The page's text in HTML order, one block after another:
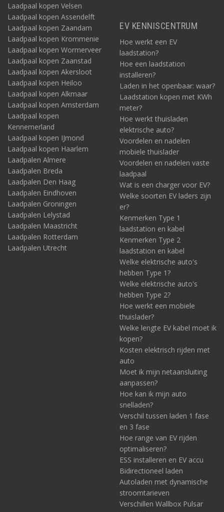
Laadpaal kopen Velsen
Laadpaal kopen Assendelft
Laadpaal kopen Zaandam
Laadpaal kopen Krommenie
Laadpaal kopen Wormerveer
Laadpaal kopen Zaanstad
Laadpaal kopen Akersloot
Laadpaal kopen Heiloo
Laadpaal kopen Alkmaar
Laadpaal kopen Amsterdam
Laadpaal kopen
Kennemerland
Laadpaal kopen IJmond
Laadpaal kopen Haarlem
Laadpalen Almere
Laadpalen Breda
Laadpalen Den Haag
Laadpalen Eindhoven
Laadpalen Groningen
Laadpalen Lelystad
Laadpalen Maastricht
Laadpalen Rotterdam
Laadpalen Utrecht
EV KENNISCENTRUM
Hoe werkt een EV
laadstation?
Hoe een laadstation
installeren?
Laden in het openbaar: waar?
Laadstation kopen met KWh
meter?
Hoe werkt thuisladen
elektrische auto?
Voordelen en nadelen
mobiele thuislader
Voordelen en nadelen vaste
laadpaal
Wat is een charger voor EV?
Welke soorten EV laders zijn
er?
Kenmerken Type 1
laadstation en kabel
Kenmerken Type 2
laadstation en kabel
Welke elektrische auto's
hebben Type 1?
Welke elektrische auto's
hebben Type 2?
Hoe werkt een mobiele
thuislader?
Welke lengte EV kabel moet ik
kopen?
Kosten elektrisch rijden met
auto
Moet ik mijn netaansluiting
aanpassen?
Hoe kan ik mijn auto
snelladen?
Verschil tussen laden 1 fase
en 3 fase
Hoe range van EV rijden
optimaliseren?
ESS installeren en EV accu
Bidirectioneel laden
Autoladen met dynamische
stroomtarieven
Verschillen Wallbox Pulsar